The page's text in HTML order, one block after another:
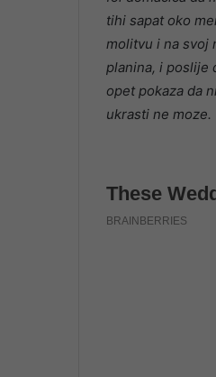
tihi sapat oko
molitvu i na svoj
planina, i poslije
opet pokaza da
ukrasti ne moze.